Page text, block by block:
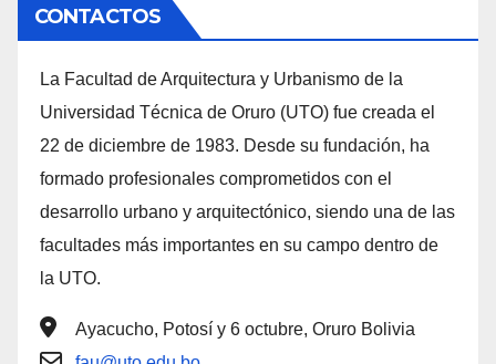
CONTACTOS
La Facultad de Arquitectura y Urbanismo de la
Universidad Técnica de Oruro (UTO) fue creada el
22 de diciembre de 1983. Desde su fundación, ha
formado profesionales comprometidos con el
desarrollo urbano y arquitectónico, siendo una de las
facultades más importantes en su campo dentro de
la UTO.
Ayacucho, Potosí y 6 octubre, Oruro Bolivia